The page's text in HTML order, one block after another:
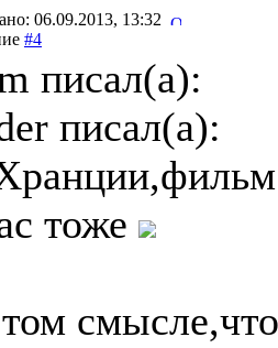
06.09.2013, 13:32
#4
писал(a):
писал(a):
тоже